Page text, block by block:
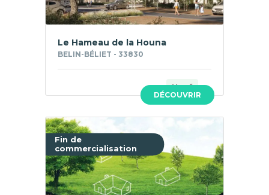
DÉCOUVRIR
Le Hameau de la Houna
BELIN-BÉLIET - 33830
Neuf
Fin de
commercialisation